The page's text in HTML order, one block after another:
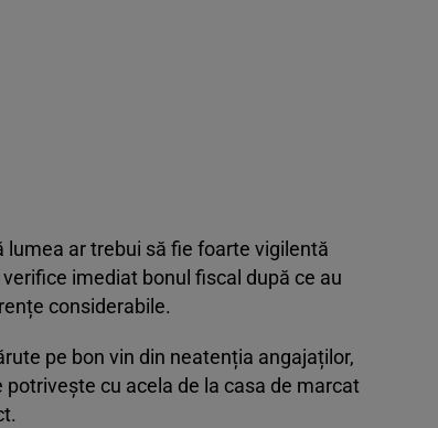
ar trebui să fie foarte vigilentă
imediat bonul fiscal după ce au
considerabile.
pe bon vin din neatenția angajaților,
cu acela de la casa de marcat